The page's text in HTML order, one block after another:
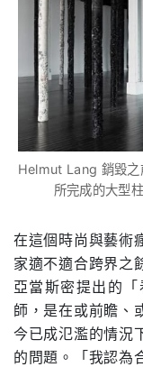
Helmut Lang 銷毀之
所完成的大型
在這個時尚與藝術
家適不適合跨界之
亞當斯密提出的
師，是在或前瞻、
今已成氾濫的情況
的問題。「我認為